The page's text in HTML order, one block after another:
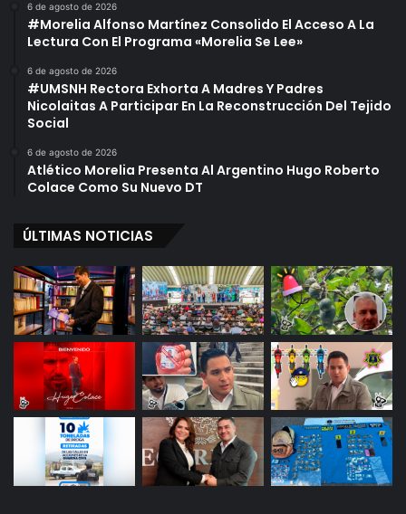
6 de agosto de 2026
#Morelia Alfonso Martínez Consolido El Acceso A La
Lectura Con El Programa «Morelia Se Lee»
6 de agosto de 2026
#UMSNH Rectora Exhorta A Madres Y Padres
Nicolaitas A Participar En La Reconstrucción Del Tejido
Social
6 de agosto de 2026
Atlético Morelia Presenta Al Argentino Hugo Roberto
Colace Como Su Nuevo DT
ÚLTIMAS NOTICIAS